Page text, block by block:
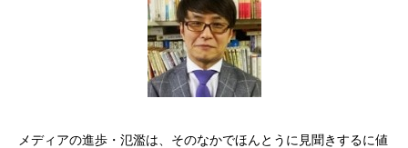
メディアの進歩・氾濫は、そのなかでほんとうに見聞きするに値